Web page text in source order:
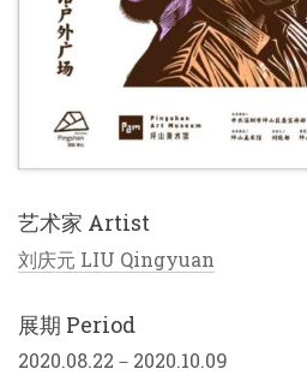
艺术家 Artist
刘庆元 LIU Qingyuan
展期 Period
2020.08.22－2020.10.09